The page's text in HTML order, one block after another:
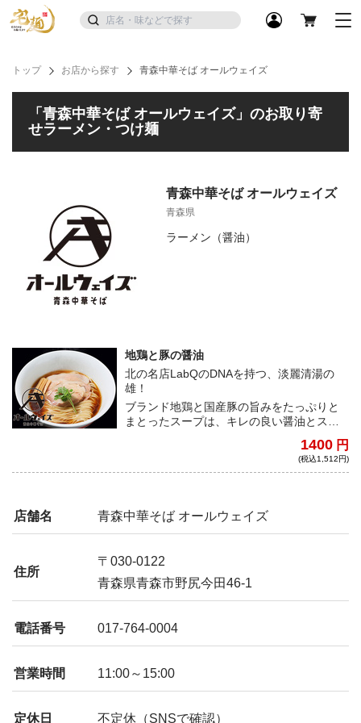
トップ お店から探す 青森中華そば オールウェイズ
「青森中華そば オールウェイズ」のお取り寄
せラーメン・つけ麺
青森中華そば オールウェイズ
青森県
ラーメン（醤油）
地鶏と豚の醤油
北の名店LabQのDNAを持つ、淡麗清湯の
雄！
ブランド地鶏と国産豚の旨みをたっぷりと
まとったスープは、キレの良い醤油とスッ
成度を誇る。滑らかでシルキーな麺もさす
1400 円
(税込1,512円)
店舗名 青森中華そば オールウェイズ
住所
〒030-0122
青森県青森市野尻今田46-1
電話番号 017-764-0004
営業時間 11:00～15:00
定休日 不定休（SNSで確認）